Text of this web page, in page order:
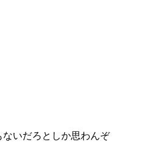
いだろとしか思わんぞ